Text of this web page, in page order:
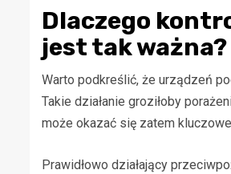
Dlaczego
jest tak ważna?
Warto podkreślić, że urządzeń
Takie działanie groziłoby
może okazać się zatem
Prawidłowo działający